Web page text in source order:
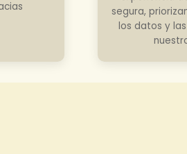
segura,
los datos y